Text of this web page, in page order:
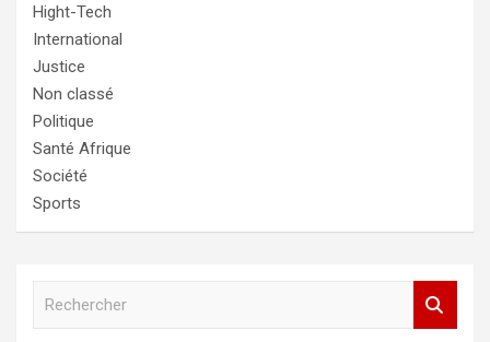
Hight-Tech
International
Justice
Non classé
Politique
Santé Afrique
Société
Sports